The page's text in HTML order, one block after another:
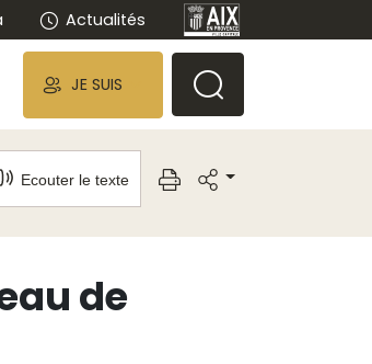
Actualités
JE SUIS
Ecouter le texte
de